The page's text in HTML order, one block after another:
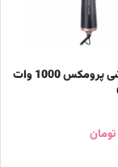
سشوار چرخشی پرومکس 1000 وات
تومان